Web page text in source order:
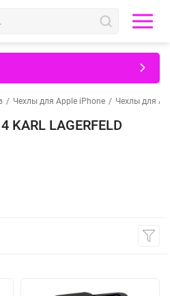
/ Чехлы для Apple iPhone / Чехлы для
LAGERFELD